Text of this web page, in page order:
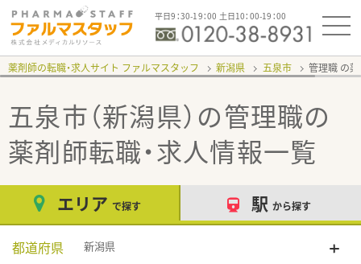
平日9：30-19：00 土日10：00-19：00
薬剤師の転職・求人サイト ファルマスタッフ 新潟県 五泉市 管理職
五泉市（新潟県）の管理職の
薬剤師転職・求人情報一覧
エリア で探す 駅 から探す
都道府県 新潟県